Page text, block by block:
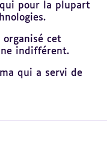
pour la plupart
cet
indifférent.
qui a servi de